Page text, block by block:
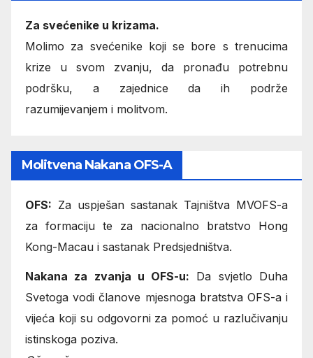
Za svećenike u krizama.
Molimo za svećenike koji se bore s trenucima
krize u svom zvanju, da pronađu potrebnu
podršku, a zajednice da ih podrže
razumijevanjem i molitvom.
Molitvena Nakana OFS-A
OFS: Za uspješan sastanak Tajništva MVOFS-a
za formaciju te za nacionalno bratstvo Hong
Kong-Macau i sastanak Predsjedništva.
Nakana za zvanja u OFS-u: Da svjetlo Duha
Svetoga vodi članove mjesnoga bratstva OFS-a i
vijeća koji su odgovorni za pomoć u razlučivanju
istinskoga poziva.